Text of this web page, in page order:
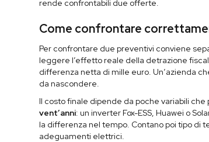
rende confrontabili due offerte.
Come confrontare
Per confrontare due preventivi conviene
leggere l’effetto reale della detrazione
differenza netta di mille euro. Un’azienda
da nascondere.
Il costo finale dipende da poche variabili che
vent’anni: un inverter Fox-ESS, Huawei o
la differenza nel tempo. Contano poi tipo di
adeguamenti elettrici.